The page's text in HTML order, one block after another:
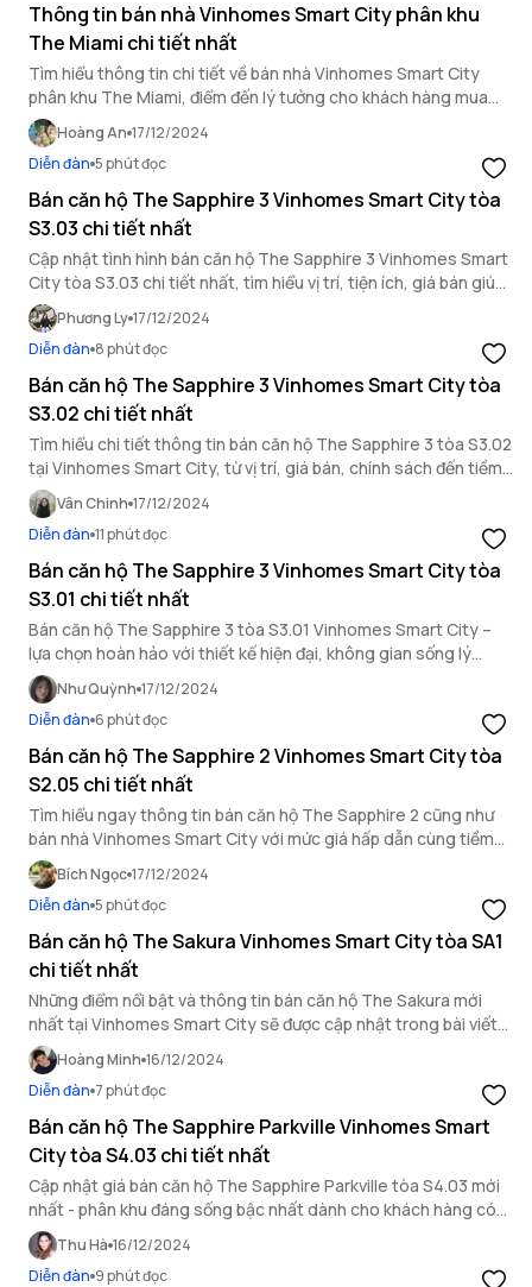
Thông tin bán nhà Vinhomes Smart City phân khu
The Miami chi tiết nhất
Tìm hiểu thông tin chi tiết về bán nhà Vinhomes Smart City
phân khu The Miami, điểm đến lý tưởng cho khách hàng mua
bán nhà Hà Nội với tiện ích vượt trội.
Hoàng An 17/12/2024
Diễn đàn 5 phút đọc
Bán căn hộ The Sapphire 3 Vinhomes Smart City tòa
S3.03 chi tiết nhất
Cập nhật tình hình bán căn hộ The Sapphire 3 Vinhomes Smart
City tòa S3.03 chi tiết nhất, tìm hiểu vị trí, tiện ích, giá bán giúp
bạn hiểu rõ và đưa ra quyết định thích hợp nhất
Phương Ly 17/12/2024
Diễn đàn 8 phút đọc
Bán căn hộ The Sapphire 3 Vinhomes Smart City tòa
S3.02 chi tiết nhất
Tìm hiểu chi tiết thông tin bán căn hộ The Sapphire 3 tòa S3.02
tại Vinhomes Smart City, từ vị trí, giá bán, chính sách đến tiềm
năng đầu tư hấp dẫn.
Vân Chinh 17/12/2024
Diễn đàn 11 phút đọc
Bán căn hộ The Sapphire 3 Vinhomes Smart City tòa
S3.01 chi tiết nhất
Bán căn hộ The Sapphire 3 tòa S3.01 Vinhomes Smart City –
lựa chọn hoàn hảo với thiết kế hiện đại, không gian sống lý
tưởng giữa lòng Thủ đô.
Như Quỳnh 17/12/2024
Diễn đàn 6 phút đọc
Bán căn hộ The Sapphire 2 Vinhomes Smart City tòa
S2.05 chi tiết nhất
Tìm hiểu ngay thông tin bán căn hộ The Sapphire 2 cũng như
bán nhà Vinhomes Smart City với mức giá hấp dẫn cùng tiềm
năng đầu tư vượt trội tại phía Tây Hà Nội.
Bích Ngọc 17/12/2024
Diễn đàn 5 phút đọc
Bán căn hộ The Sakura Vinhomes Smart City tòa SA1
chi tiết nhất
Những điểm nổi bật và thông tin bán căn hộ The Sakura mới
nhất tại Vinhomes Smart City sẽ được cập nhật trong bài viết
sau.
Hoàng Minh 16/12/2024
Diễn đàn 7 phút đọc
Bán căn hộ The Sapphire Parkville Vinhomes Smart
City tòa S4.03 chi tiết nhất
Cập nhật giá bán căn hộ The Sapphire Parkville tòa S4.03 mới
nhất - phân khu đáng sống bậc nhất dành cho khách hàng có
nhu cầu mua bán nhà Vinhomes Smart City.
Thu Hà 16/12/2024
Diễn đàn 9 phút đọc